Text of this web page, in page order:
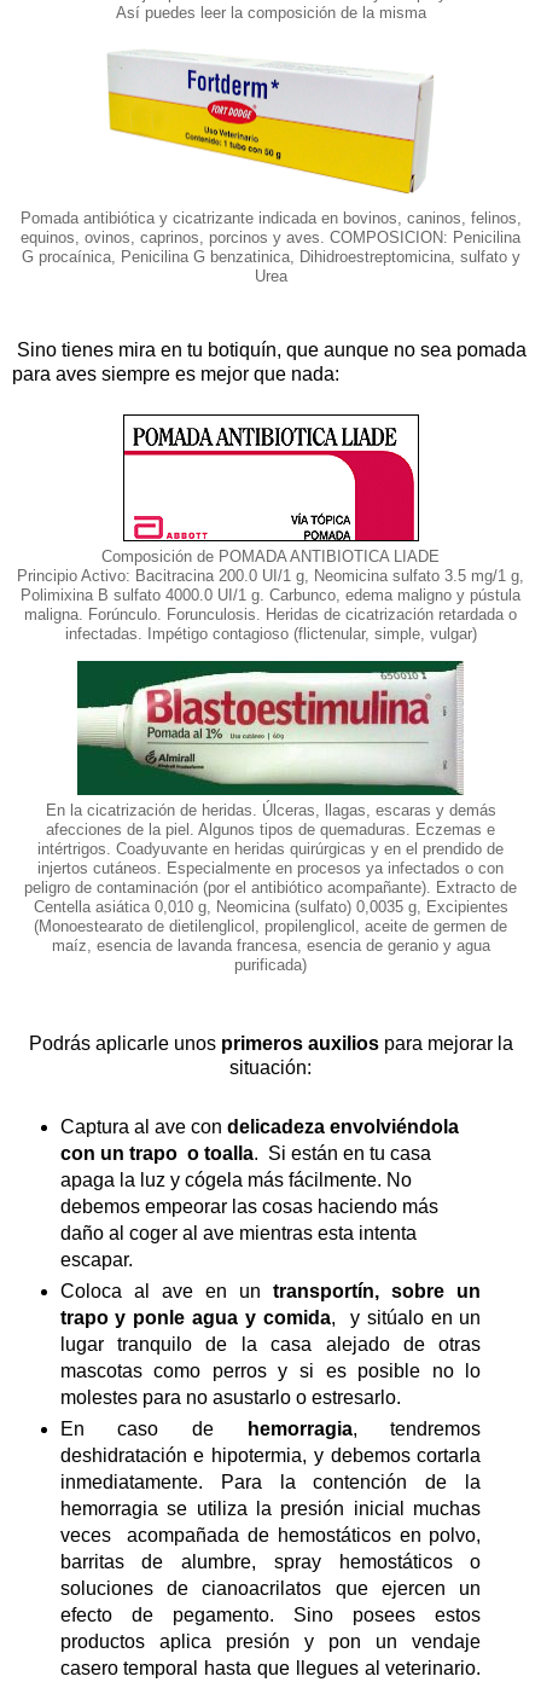
Así puedes leer la composición de la misma
Pomada antibiótica y cicatrizante indicada en bovinos, caninos, felinos,
equinos, ovinos, caprinos, porcinos y aves. COMPOSICION: Penicilina
G procaínica, Penicilina G benzatinica, Dihidroestreptomicina, sulfato y
Urea
Sino tienes mira en tu botiquín, que aunque no sea pomada
para aves siempre es mejor que nada:
Composición de POMADA ANTIBIOTICA LIADE
Principio Activo: Bacitracina 200.0 UI/1 g, Neomicina sulfato 3.5 mg/1 g,
Polimixina B sulfato 4000.0 UI/1 g. Carbunco, edema maligno y pústula
maligna. Forúnculo. Forunculosis. Heridas de cicatrización retardada o
infectadas. Impétigo contagioso (flictenular, simple, vulgar)
En la cicatrización de heridas. Úlceras, llagas, escaras y demás
afecciones de la piel. Algunos tipos de quemaduras. Eczemas e
intértrigos. Coadyuvante en heridas quirúrgicas y en el prendido de
injertos cutáneos. Especialmente en procesos ya infectados o con
peligro de contaminación (por el antibiótico acompañante). Extracto de
Centella asiática 0,010 g, Neomicina (sulfato) 0,0035 g, Excipientes
(Monoestearato de dietilenglicol, propilenglicol, aceite de germen de
maíz, esencia de lavanda francesa, esencia de geranio y agua
purificada)
Podrás aplicarle unos primeros auxiliospara mejorar la
situación:
Captura al ave con delicadeza envolviéndola
con un trapo o toalla. Si están en tu casa
apaga la luz y cógela más fácilmente. No
debemos empeorar las cosas haciendo más
daño al coger al ave mientras esta intenta
escapar.
Coloca al ave en untransportín, sobre un
trapo y ponle agua y comida, y sitúalo en un
lugar tranquilo de la casa alejado de otras
mascotas como perros y si es posible no lo
molestes para no asustarlo o estresarlo.
En caso de
hemorragia, tendremos
deshidratación e hipotermia, y debemos cortarla
inmediatamente. Para la contención de la
hemorragia se utiliza la presión inicial muchas
veces acompañada de hemostáticos en polvo,
barritas de alumbre, spray hemostáticos o
soluciones de cianoacrilatos que ejercen un
efecto de pegamento. Sino posees estos
productos aplica presión y pon un vendaje
casero temporal hasta que llegues al veterinario.